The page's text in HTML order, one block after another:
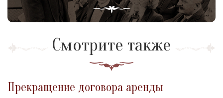
Смотрите также
Прекращение договора аренды